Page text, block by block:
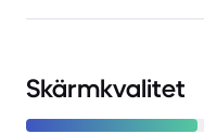
Skärmkvalitet